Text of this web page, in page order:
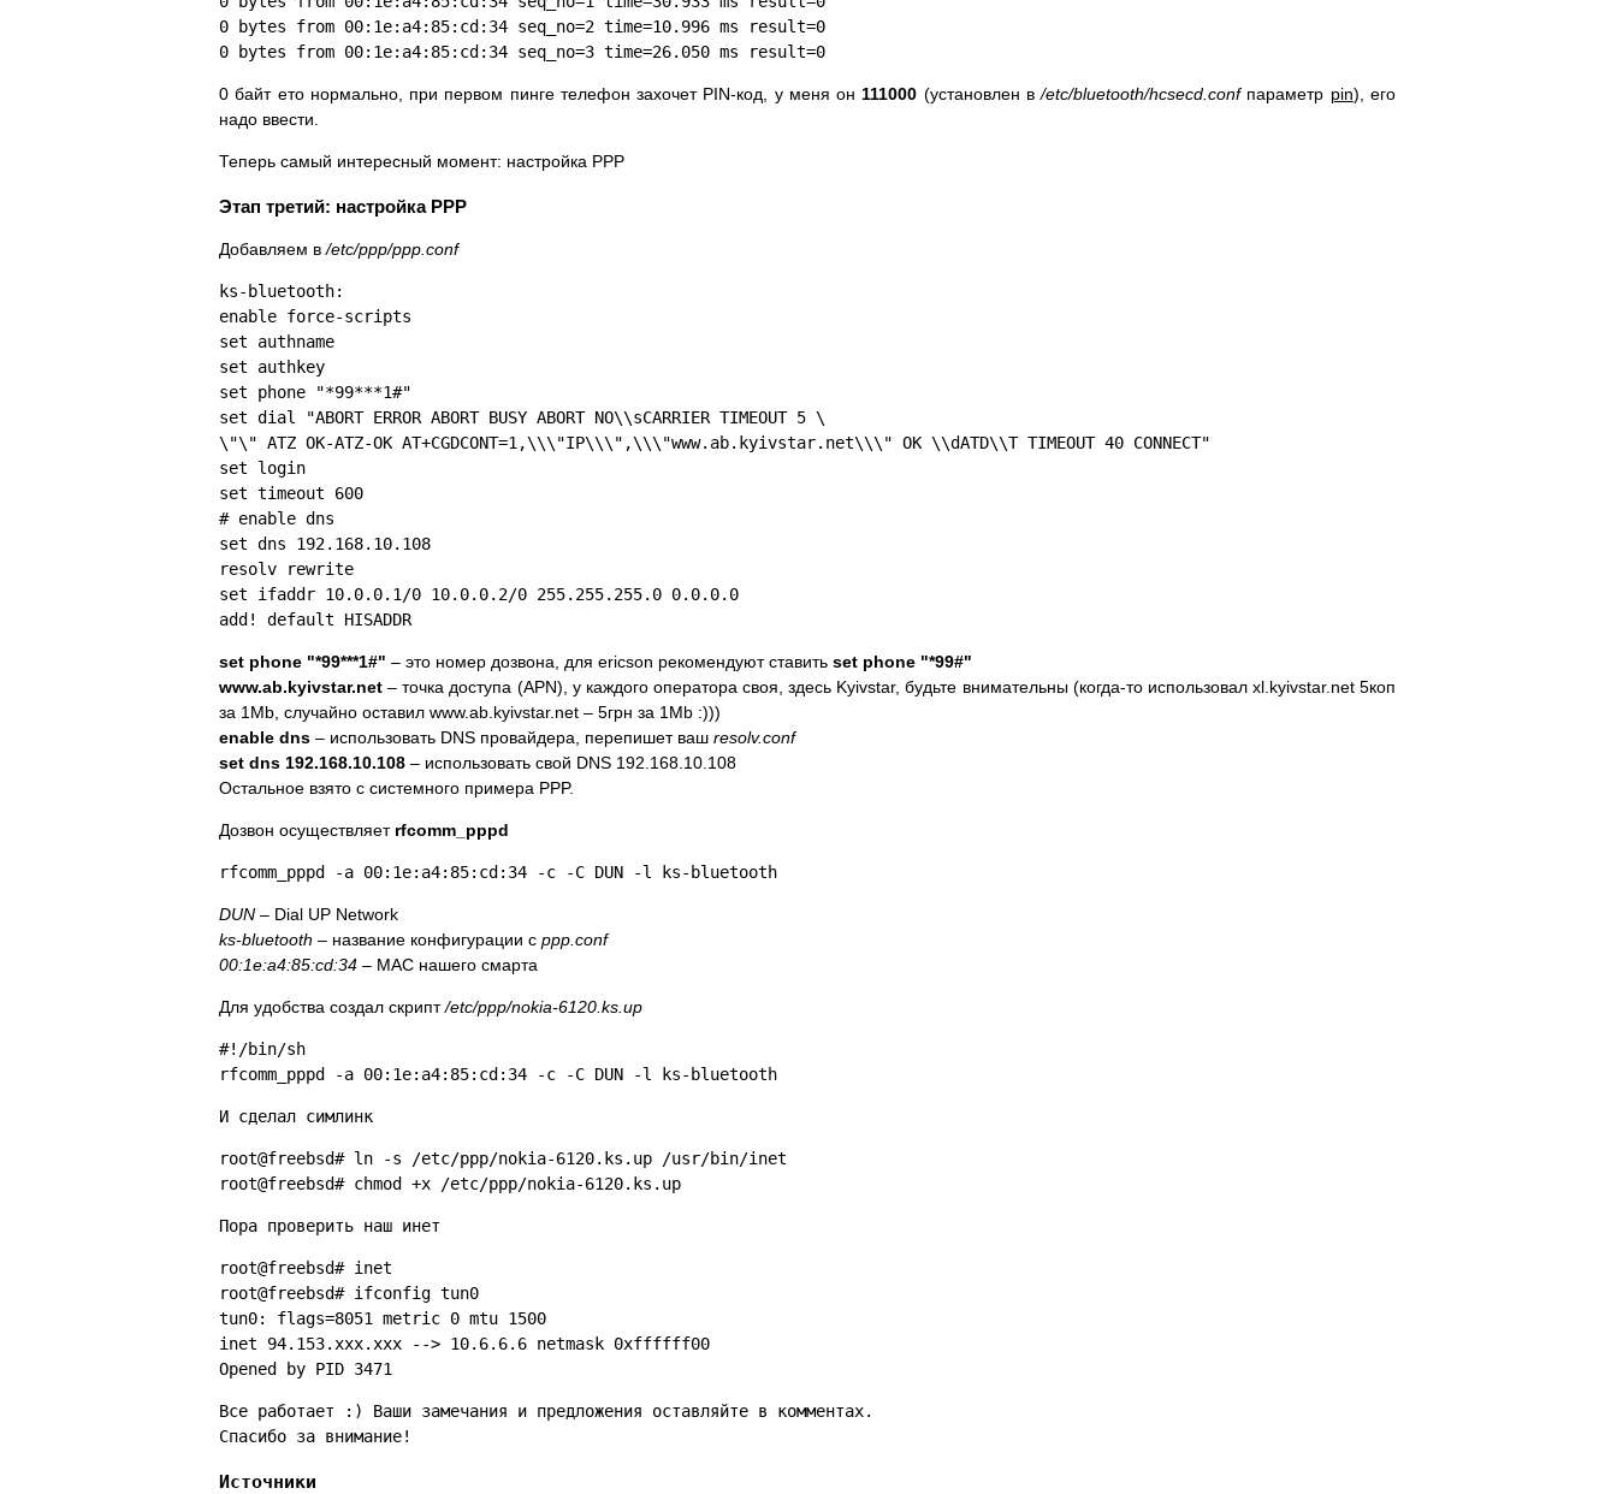
0 bytes from 00:1e:a4:85:cd:34 seq_no=2 time=10.996 ms result=0
0 bytes from 00:1e:a4:85:cd:34 seq_no=3 time=26.050 ms result=0
0 байт ето нормально, при первом пинге телефон захочет PIN-код, у меня он 111000 (установлен в/etc/bluetooth/hcsecd.confпараметр pin), его
надо ввести.
Теперь самый интересный момент: настройка PPP
Этап третий: настройка PPP
Добавляем в/etc/ppp/ppp.conf
ks-bluetooth:
enable force-scripts
set authname
set authkey
set phone "*99***1#"
set dial "ABORT ERROR ABORT BUSY ABORT NO\\sCARRIER TIMEOUT 5 \
\"\" ATZ OK-ATZ-OK AT+CGDCONT=1,\\\"IP\\\",\\\"www.ab.kyivstar.net\\\" OK \\dATD\\T TIMEOUT 40 CONNECT"
set login
set timeout 600
# enable dns
set dns 192.168.10.108
resolv rewrite
set ifaddr 10.0.0.1/0 10.0.0.2/0 255.255.255.0 0.0.0.0
add! default HISADDR
set phone "*99***1#" – это номер дозвона, для ericson рекомендуют ставить set phone "*99#"
www.ab.kyivstar.net – точка доступа (APN), у каждого оператора своя, здесь Kyivstar, будьте внимательны (когда-то использовал xl.kyivstar.net 5коп
за 1Mb, случайно оставил www.ab.kyivstar.net – 5грн за 1Mb :)))
enable dns – использовать DNS провайдера, перепишет ваш resolv.conf
set dns 192.168.10.108 – использовать свой DNS 192.168.10.108
Остальное взято с системного примера PPP.
Дозвон осуществляет rfcomm_pppd
rfcomm_pppd -a 00:1e:a4:85:cd:34 -c -C DUN -l ks-bluetooth
DUN – Dial UP Network
ks-bluetooth – название конфигурации с ppp.conf
00:1e:a4:85:cd:34 – MAC нашего смарта
Для удобства создал скрипт/etc/ppp/nokia-6120.ks.up
#!/bin/sh
rfcomm_pppd -a 00:1e:a4:85:cd:34 -c -C DUN -l ks-bluetooth
И сделал симлинк
root@freebsd# ln -s /etc/ppp/nokia-6120.ks.up /usr/bin/inet
root@freebsd# chmod +x /etc/ppp/nokia-6120.ks.up
Пора проверить наш инет
root@freebsd# inet
root@freebsd# ifconfig tun0
tun0: flags=8051
metric 0 mtu 1500
inet 94.153.xxx.xxx --> 10.6.6.6 netmask 0xffffff00
Opened by PID 3471
Все работает :) Ваши замечания и предложения оставляйте в комментах.
Спасибо за внимание!
Источники